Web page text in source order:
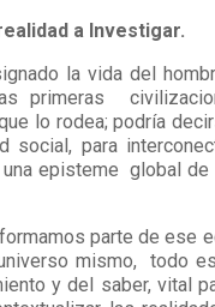
a Investigar.
la vida del
primeras
lo rodea; podría
social, para
episteme global
parte de ese
mismo, todo
y del saber, vital